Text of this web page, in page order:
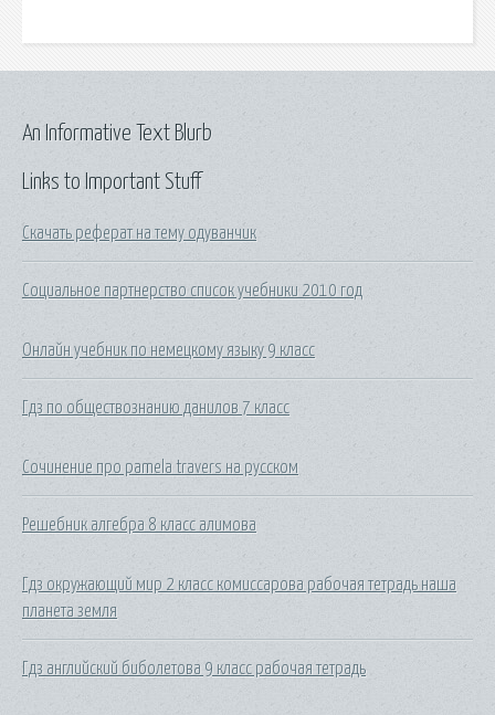
Links to Important Stuff
Скачать реферат на тему одуванчик
Социальное партнерство список учебники 2010 год
Онлайн учебник по немецкому языку 9 класс
Гдз по обществознанию данилов 7 класс
Сочинение про pamela travers на русском
Решебник алгебра 8 класс алимова
Гдз окружающий мир 2 класс комиссарова рабочая тетрадь наша
планета земля
Гдз английский биболетова 9 класс рабочая тетрадь
An Informative Text Blurb